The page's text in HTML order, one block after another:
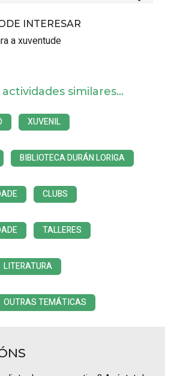
INTERESAR
a xuventude
similares...
XUVENIL
BIBLIOTECA DURÁN LORIGA
CLUBS
TALLERES
LITERATURA
OUTRAS TEMÁTICAS